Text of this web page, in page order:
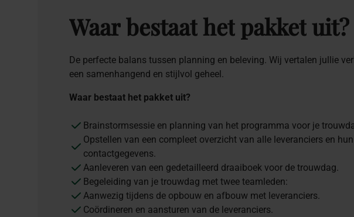
Waarbestaathetpakketuit?
De perfecte balans tussen planning en beleving. Wij vertalen jullie
een samenhangend en stijlvol geheel.
Waar bestaat het pakket uit?
Brainstormsessie en planning van het programma voor je
Opstellen van een compleet overzicht van alle leveranciers en hun
contactgegevens.
Aanleveren van een gedetailleerd draaiboek voor de trouwdag.
Begeleiding van je trouwdag met twee teamleden:
Aanwezig tijdens de opbouw en afbouw met leveranciers.
Coördineren en aansturen van de leveranciers.